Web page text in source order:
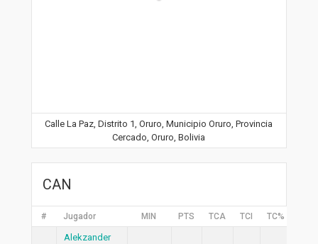
Calle La Paz, Distrito 1, Oruro, Municipio Oruro, Provincia
Cercado, Oruro, Bolivia
CAN
# Jugador MIN PTS TCA TCI TC%
Alekzander